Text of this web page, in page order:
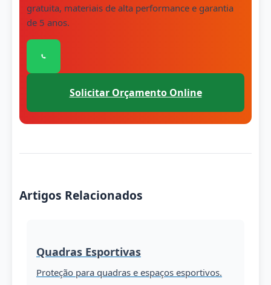
gratuita, materiais de alta performance e garantia
de 5 anos.
Clique para conversar com nossa equipe pelo
Solicitar Orçamento Online
Artigos Relacionados
Quadras Esportivas
Proteção para quadras e espaços esportivos.